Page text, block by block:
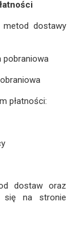
dostawy
pobraniowa
płatności:
dostaw oraz
się na stronie